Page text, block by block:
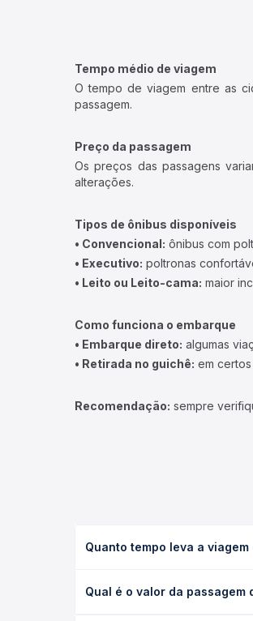
Tempo médio de viagem
O tempo de viagem entre as
passagem.
Preço da passagem
Os preços das passagens
alterações.
Tipos de ônibus disponíveis
• Convencional: ônibus com
• Executivo: poltronas
• Leito ou Leito-cama: maior
Como funciona o embarque
• Embarque direto: algumas
• Retirada no guichê: em
Recomendação: sempre
Quanto tempo leva a
(convencional, executivo ou
Qual é o valor da passagem